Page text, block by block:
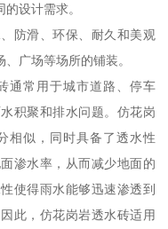
设计需求。
防滑、环保、耐久和美观
广场等场所的铺装。
通常用于城市道路、停车
积聚和排水问题。仿花岗
相似，同时具备了透水性
渗水率，从而减少地面的
使得雨水能够迅速渗透到
此，仿花岗岩透水砖适用